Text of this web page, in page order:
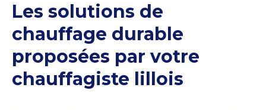
Les solutions de
chauffage durable
proposées par votre
chauffagiste lillois